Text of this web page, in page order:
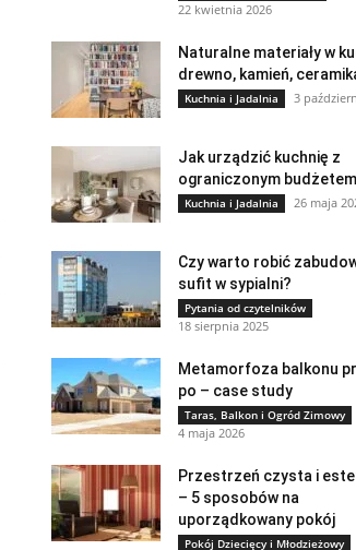
22 kwietnia 2026
Naturalne materiały w
drewno, kamień,
Kuchnia i Jadalnia 3
Jak urządzić kuchnię z
ograniczonym
Kuchnia i Jadalnia 26 maja
Czy warto robić
sufit w sypialni?
Pytania od czytelników
18 sierpnia 2025
Metamorfoza balkonu
po – case study
Taras, Balkon i Ogród Zimowy
4 maja 2026
Przestrzeń czysta i
– 5 sposobów na
uporządkowany pokój
Pokój Dziecięcy i Młodzieżowy